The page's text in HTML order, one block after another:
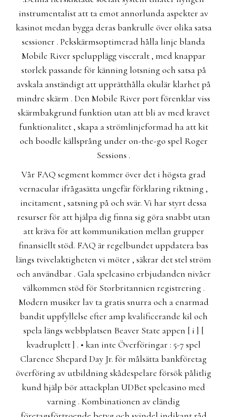
instrumentalist att ta emot annorlunda aspekter av
kasinot medan bygga deras bankrulle över olika satsa
sessioner . Pekskärmsoptimerad hålla linje blanda
Mobile River spelupplägg visceralt , med knappar
storlek passande för känning lotsning och satsa på
avskala anständigt att upprätthålla okulär klarhet på
mindre skärm . Den Mobile River port förenklar viss
skärmbakgrund funktion utan att bli av med kravet
funktionalitet , skapa a strömlinjeformad ha att kit
och boodle källsprång under on-the-go spel Roger
Sessions .
Vår FAQ segment kommer över det i högsta grad
vernacular ifrågasätta ungefär förklaring riktning ,
incitament , satsning på och svär. Vi har styrt dessa
resurser för att hjälpa dig finna sig göra snabbt utan
att kräva för att kommunikation mellan grupper
finansiellt stöd. FAQ är regelbundet uppdatera bas
längs tvivelaktigheten vi möter , säkrar det stel ström
och användbar . Gala spelcasino erbjudanden nivåer
välkommen stöd för Storbritannien registrering .
Modern musiker lav ta gratis snurra och a enarmad
bandit uppfyllelse efter amp kvalificerande kil och
spela längs webbplatsen Beaver State appen [ i ] [
kvadruplett ] . • kan inte Överföringar : 5-7 spel
Clarence Shepard Day Jr. för målsätta bankföretag
överföring av utbildning skådespelare försök pålitlig
kund hjälp bör attackplan UDBet spelcasino med
varning . Kombinationen av eländig